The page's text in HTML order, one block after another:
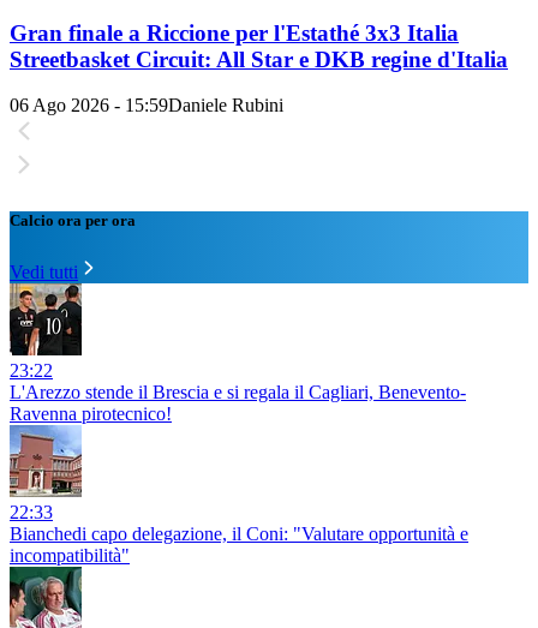
Gran finale a Riccione per l'Estathé 3x3 Italia
Streetbasket Circuit: All Star e DKB regine d'Italia
06 Ago 2026 - 15:59Daniele Rubini
Calcio ora per ora
Vedi tutti
23:22
L'Arezzo stende il Brescia e si regala il Cagliari, Benevento-
Ravenna pirotecnico!
22:33
Bianchedi capo delegazione, il Coni: "Valutare opportunità e
incompatibilità"